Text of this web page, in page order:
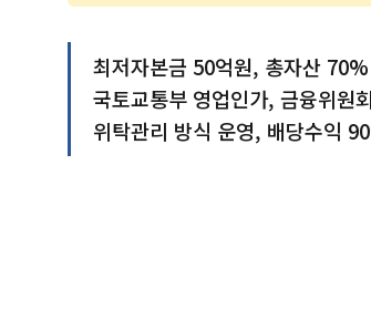
최저자본금 50억원, 총자산
국토교통부 영업인가, 금융위원
위탁관리 방식 운영, 배당수익